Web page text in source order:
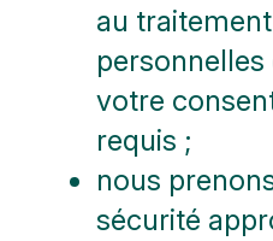
au
personnelles
votre
requis ;
nous
sécurité